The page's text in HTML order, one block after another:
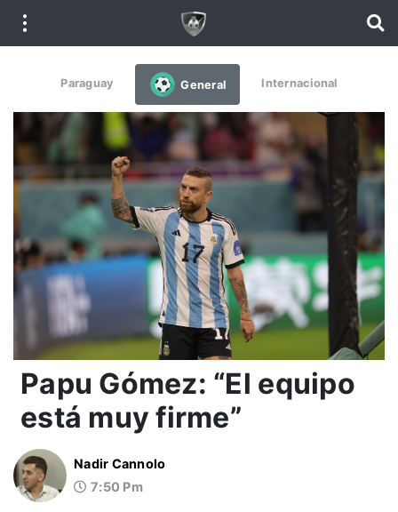
Paraguay General Internacional
Papu Gómez: “El equipo
está muy firme”
Nadir Cannolo
7:50 Pm